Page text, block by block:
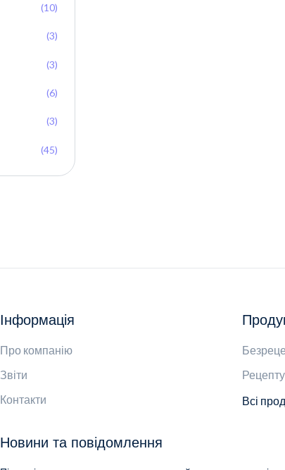
(10)
(3)
(3)
(6)
(3)
(45)
Інформація
Про компанію
Звіти
Контакти
Всі
Новини та повідомлення